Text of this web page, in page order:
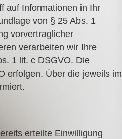
auf Informationen in Ihr
von § 25 Abs. 1
vorvertraglicher
verarbeiten wir Ihre
1 lit. c DSGVO. Die
erfolgen. Über die jeweils im
erteilte Einwilligung